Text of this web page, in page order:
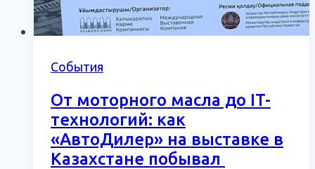
События
От моторного масла до IT-
технологий: как
«АвтоДилер» на выставке в
Казахстане побывал